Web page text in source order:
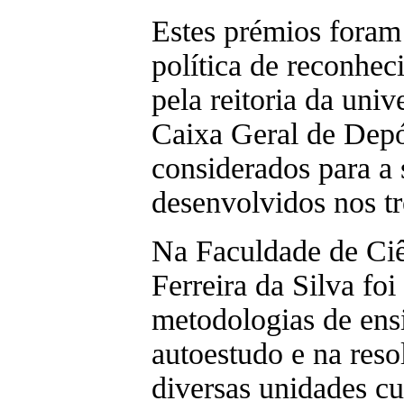
Estes prémios
política de
pela reitoria da
Caixa Geral de
considerados para
desenvolvidos nos
Na Faculdade de
Ferreira da Silva
metodologias de
autoestudo e na
diversas unidades